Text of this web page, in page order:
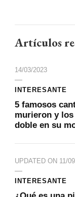
Artículos
14/03/2023
INTERESANTE
5 famosos
murieron y
doble en su
UPDATED ON 11/
INTERESANTE